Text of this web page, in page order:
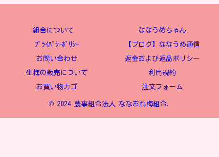
組合について ななうめちゃん
ﾌﾟﾗｲﾊﾞｼｰﾎﾟﾘｼｰ 【ブログ】ななうめ通信
お問い合わせ 返金および返品ポリシー
生梅の販売について 利用規約
お買い物カゴ 注文フォーム
© 2024 農事組合法人 ななおれ梅組合.